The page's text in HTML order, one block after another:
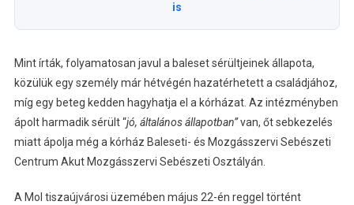
is
Mint írták, folyamatosan javul a baleset sérültjeinek állapota,
közülük egy személy már hétvégén hazatérhetett a családjához,
míg egy beteg kedden hagyhatja el a kórházat. Az intézményben
ápolt harmadik sérült “jó, általános állapotban”van, őt sebkezelés
miatt ápolja még a kórház Baleseti- és Mozgásszervi Sebészeti
Centrum Akut Mozgásszervi Sebészeti Osztályán.
A Mol tiszaújvárosi üzemében május 22-én reggel történt